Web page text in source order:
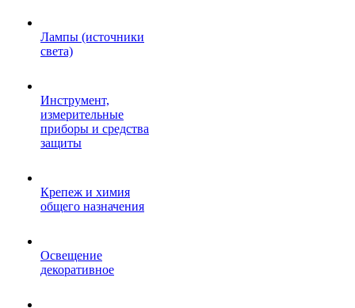
Лампы (источники
света)
Инструмент,
измерительные
приборы и средства
защиты
Крепеж и химия
общего назначения
Освещение
декоративное